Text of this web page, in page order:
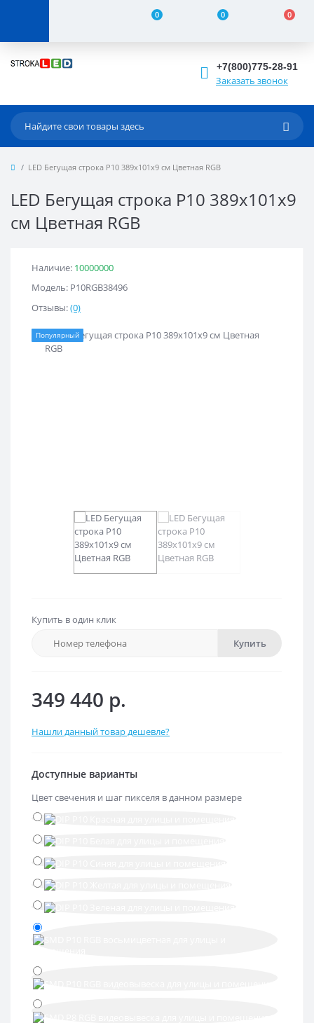
0 0 0
+7(800)775-28-91
Заказать звонок
LED Бегущая строка Р10 389x101x9 см Цветная RGB
LED Бегущая строка Р10 389x101x9
см Цветная RGB
Наличие: 10000000
Модель: Р10RGB38496
Отзывы:(0)
Популярный
Купить в один клик
Купить
349 440 р.
Нашли данный товар дешевле?
Доступные варианты
Цвет свечения и шаг пикселя в данном размере